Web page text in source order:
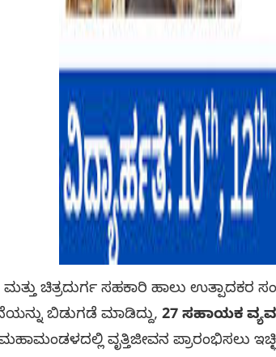
ಚಿತ್ರದುರ್ಗ ಸಹಕಾರಿ ಹಾಲು ಉತ್ಪಾದಕರ
ಬಿಡುಗಡೆ ಮಾಡಿದ್ದು, 27 ಸಹಾಯಕ
ಮಹಾಮಂಡಳದಲ್ಲಿ ವೃತ್ತಿಜೀವನ ಪ್ರಾರಂಭಿಸಲು